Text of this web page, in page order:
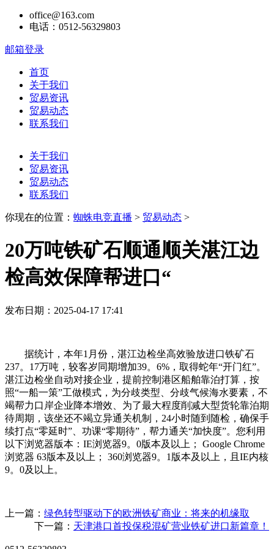
office@163.com
电话：0512-56329803
邮箱登录
首页
关于我们
贸易资讯
贸易动态
联系我们
关于我们
贸易资讯
贸易动态
联系我们
你现在的位置： 蜘蛛电竞直播 > 贸易动态 >
20万吨铁矿石顺通顺关湛江边
检高效保障帮进口“
发布日期：2025-04-17 17:41
据统计，本年1月份，湛江边检坐高效验放进口铁矿石
237。17万吨，较客岁同期增加39。6%，取得蛇年“开门红”。
湛江边检坐自动对接企业，提前控制港区船舶靠泊打算，按
照“一船一策”工做模式，为分歧类型、分歧气候海水要素，不
竭帮力口岸企业降本增效、为了最大程度削减大型货轮靠泊期
待周期，该坐还不竭立异通关机制，24小时随到随检，确保手
续打点“零延时”、功课“零期待”，帮力通关“加快度”。您利用
以下浏览器版本：IE浏览器9。0版本及以上； Google Chrome
浏览器 63版本及以上； 360浏览器9。1版本及以上，且IE内核
9。0及以上。
上一篇： 绿色转型驱动下的欧洲铁矿商业：将来的机缘取
下一篇： 天津港口首投保税混矿营业铁矿进口新篇章！